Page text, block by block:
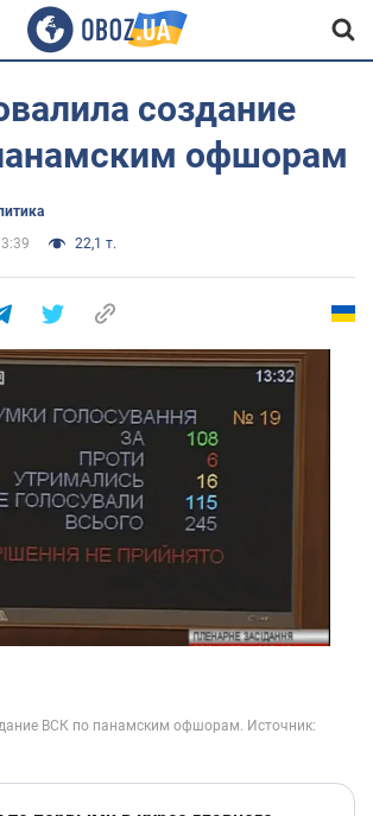
создание
офшорам
22,1 т.